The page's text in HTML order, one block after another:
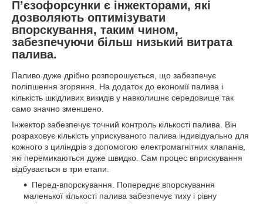
Пʼєзофорсунки є інжекторами, які
дозволяють оптимізувати
впорскування, таким чином,
забезпечуючи більш низький витрата
палива.
Паливо дуже дрібно розпорошується, що забезпечує
поліпшення згоряння. На додаток до економії палива і
кількість шкідливих викидів у навколишнє середовище так
само значно зменшено.
Інжектор забезпечує точний контроль кількості палива. Він
розраховує кількість уприскуваного палива індивідуально для
кожного з циліндрів з допомогою електромагнітних клапанів,
які перемикаються дуже швидко. Сам процес вприскування
відбувається в три етапи.
Перед-впорскування. Попереднє впорскування
маленької кількості палива забезпечує тиху і рівну